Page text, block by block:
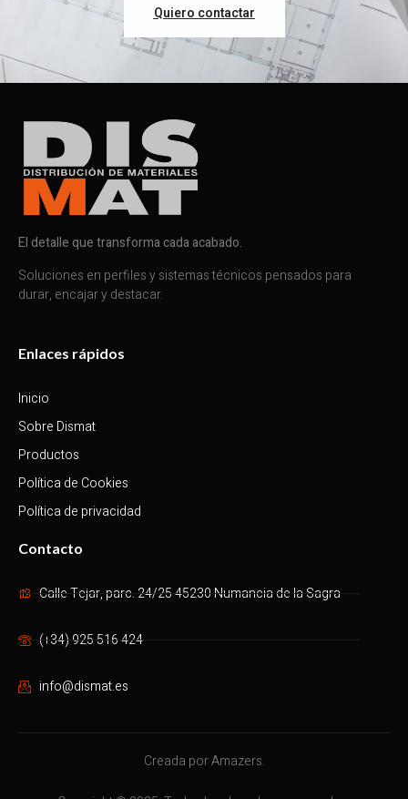
Quiero contactar
El detalle que transforma cada acabado.
Soluciones en perfiles y sistemas técnicos pensados para
durar, encajar y destacar.
Enlaces rápidos
Inicio
Sobre Dismat
Productos
Política de Cookies
Política de privacidad
Contacto
Calle Tejar, parc. 24/25 45230 Numancia de la Sagra
(+34) 925 516 424
info@dismat.es
Creada por Amazers.